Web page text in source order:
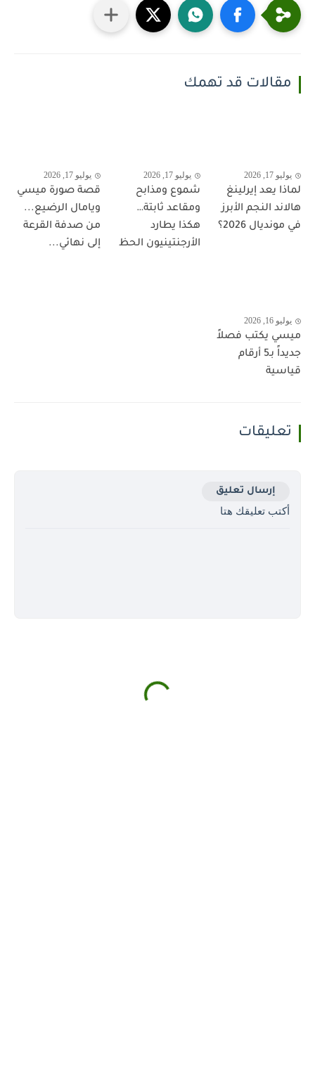
مقالات قد تهمك
يوليو 17, 2026
لماذا يعد إيرلينغ
هالاند النجم الأبرز
في مونديال 2026؟
يوليو 17, 2026
شموع ومذابح
ومقاعد ثابتة…
هكذا يطارد
الأرجنتينيون الحظ
يوليو 17, 2026
قصة صورة ميسي
ويامال الرضيع...
من صدفة القرعة
إلى نهائي...
يوليو 16, 2026
ميسي يكتب فصلاً
جديداً بـ5 أرقام
قياسية
تعليقات
إرسال تعليق
أكتب تعليقك هتا